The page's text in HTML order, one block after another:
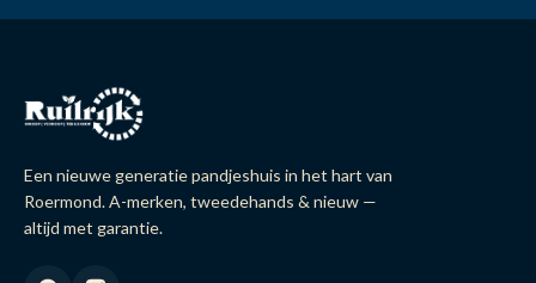
Een nieuwe generatie pandjeshuis in het hart van
Roermond. A-merken, tweedehands & nieuw —
altijd met garantie.